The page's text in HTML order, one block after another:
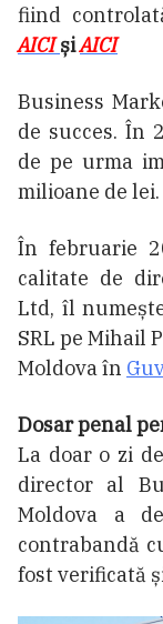
fiind
AICI șiAICI
Business
de succes. În
de pe urma
milioane de lei.
În februarie
calitate de
Ltd, îl
SRL pe Mihail
Moldova în
Dosar penal
La doar o zi
director al
Moldova a
contrabandă
fost verificată